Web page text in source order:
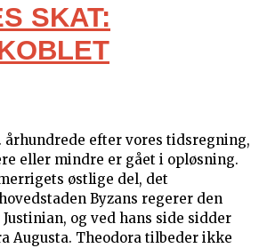
SKAT:
århundrede efter vores tidsregning,
eller mindre er gået i opløsning.
østlige del, det
Byzans regerer den
og ved hans side sidder
Augusta. Theodora tilbeder ikke